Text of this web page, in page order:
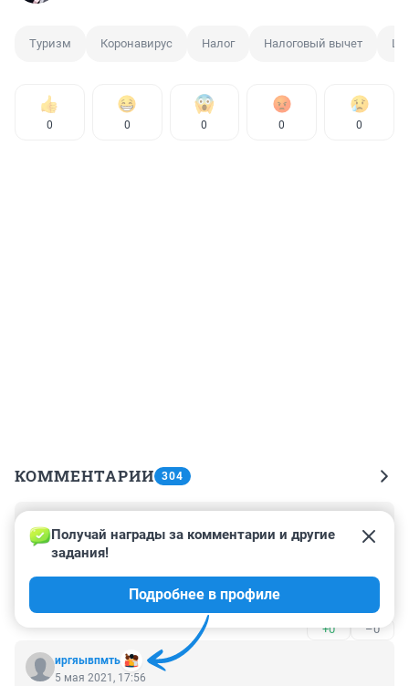
Туризм Коронавирус Налог Налоговый вычет
0 0 0 0 0
КОММЕНТАРИИ 304
25 мая 2021, 00:53
Бесплатный тест на ковид по возвращению в Россию
? Мне сегодня отказали, как в поликлинике, так и в
страховой компании АСТРАМЕД подтвердили отказ.
Только с подозрением на ковид сделают бесплатно,
остальные случаи в мед.центрах за денежки!+0 –0
иргяывпмть
Получай награды за комментарии и другие
задания!
Подробнее в профиле
5 мая 2021, 17:56